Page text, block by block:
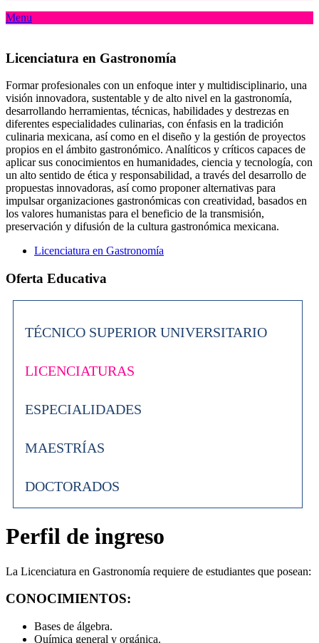
Menu
Licenciatura en Gastronomía
Formar profesionales con un enfoque inter y multidisciplinario, una
visión innovadora, sustentable y de alto nivel en la gastronomía,
desarrollando herramientas, técnicas, habilidades y destrezas en
diferentes especialidades culinarias, con énfasis en la tradición
culinaria mexicana, así como en el diseño y la gestión de proyectos
propios en el ámbito gastronómico. Analíticos y críticos capaces de
aplicar sus conocimientos en humanidades, ciencia y tecnología, con
un alto sentido de ética y responsabilidad, a través del desarrollo de
propuestas innovadoras, así como proponer alternativas para
impulsar organizaciones gastronómicas con creatividad, basados en
los valores humanistas para el beneficio de la transmisión,
preservación y difusión de la cultura gastronómica mexicana.
Licenciatura en Gastronomía
Oferta Educativa
TÉCNICO SUPERIOR UNIVERSITARIO
LICENCIATURAS
ESPECIALIDADES
MAESTRÍAS
DOCTORADOS
Perfil de ingreso
La Licenciatura en Gastronomía requiere de estudiantes que posean:
CONOCIMIENTOS:
Bases de álgebra.
Química general y orgánica.